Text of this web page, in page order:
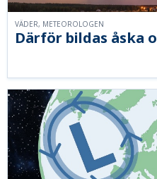
Därför bildas åska
VÄDER, METEOROLOGEN